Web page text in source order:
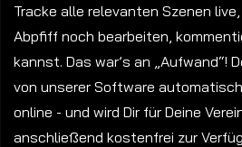
Tracke alle relevanten Szenen
Abpfiff noch bearbeiten,
kannst. Das war’s an „Aufwand“!
von unserer Software
online - und wird Dir für Deine
anschließend kostenfrei zur